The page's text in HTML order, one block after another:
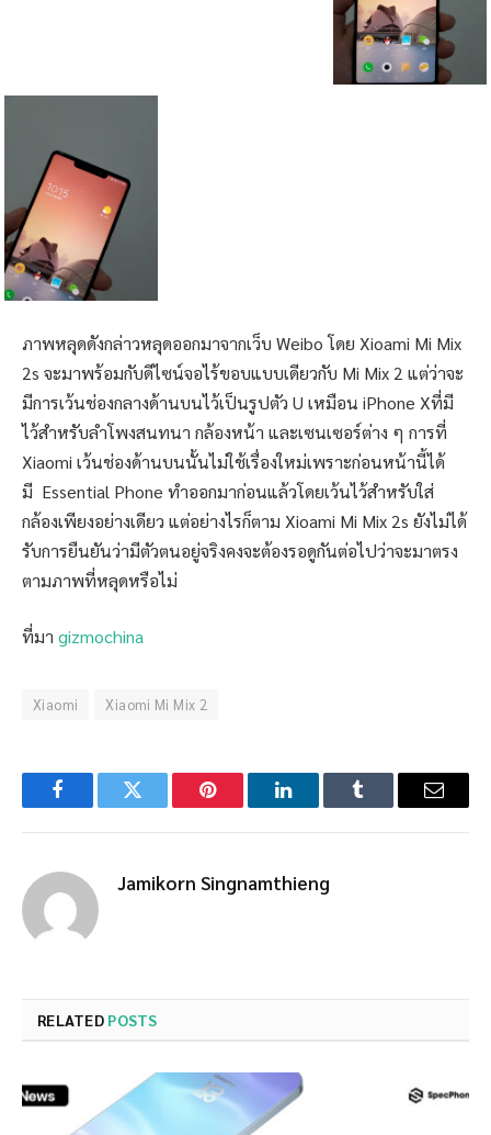
ภาพหลุดดังกล่าวหลุดออกมาจากเว็บ Weibo โดย Xioami Mi Mix
2s จะมาพร้อมกับดีไซน์จอไร้ขอบแบบเดียวกับ Mi Mix 2 แต่ว่าจะ
มีการเว้นช่องกลางด้านบนไว้เป็นรูปตัว U เหมือน iPhone Xที่มี
ไว้สำหรับลำโพงสนทนา กล้องหน้า และเซนเซอร์ต่าง ๆ การที่
Xiaomi เว้นช่องด้านบนนั้นไม่ใช้เรื่องใหม่เพราะก่อนหน้านี้ได้
มี Essential Phone ทำออกมาก่อนแล้วโดยเว้นไว้สำหรับใส่
กล้องเพียงอย่างเดียว แต่อย่างไรก็ตาม Xioami Mi Mix 2s ยังไม่ได้
รับการยืนยันว่ามีตัวตนอยู่จริงคงจะต้องรอดูกันต่อไปว่าจะมาตรง
ตามภาพที่หลุดหรือไม่
ที่มา gizmochina
Xiaomi Xiaomi Mi Mix 2
FacebookTwitter Pinterest LinkedInTumblr Email
Jamikorn Singnamthieng
RELATED POSTS